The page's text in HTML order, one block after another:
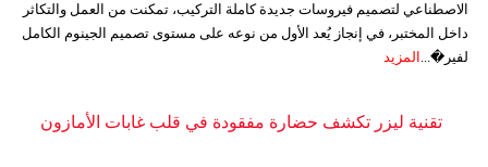
الاصطناعي لتصميم فيروسات جديدة كاملة التركيب، تمكنت من العمل والتكاثر
داخل المختبر، في إنجاز يُعد الأول من نوعه على مستوى تصميم الجينوم الكامل
لفير�... المزيد
تقنية ليزر تكشف حضارة مفقودة في قلب غابات الأمازون